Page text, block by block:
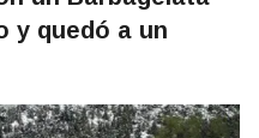
y quedó a un